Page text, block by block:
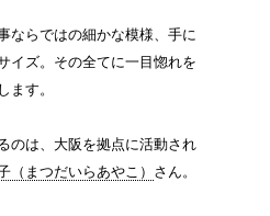
ならではの細かな模様、手に
イズ。その全てに一目惚れを
ます。
のは、大阪を拠点に活動され
（まつだいらあやこ） さん。